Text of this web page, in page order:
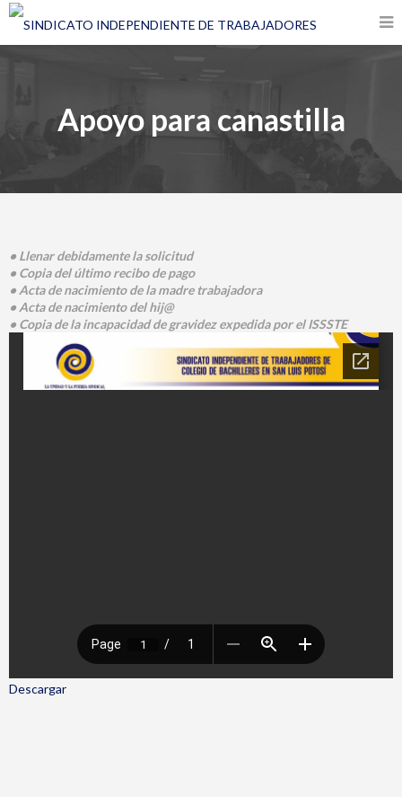
Apoyo para canastilla
• Llenar debidamente la solicitud
• Copia del último recibo de pago
• Acta de nacimiento de la madre trabajadora
• Acta de nacimiento del hij@
• Copia de la incapacidad de gravidez expedida por el ISSSTE
Descargar